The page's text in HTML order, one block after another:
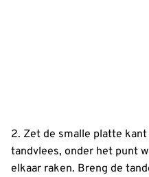
2. Zet de smalle platte
tandvlees, onder het punt
elkaar raken. Breng de